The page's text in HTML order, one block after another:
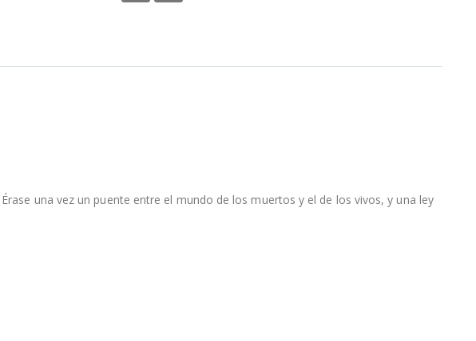
una vez un puente entre el mundo de los muertos y el de los vivos, y una ley